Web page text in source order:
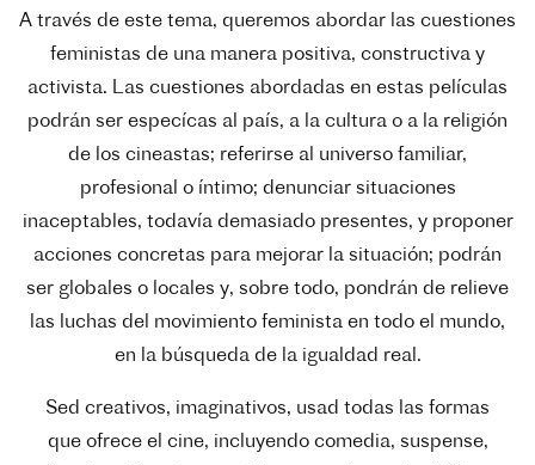
A través de este tema, queremos abordar las cuestiones
feministas de una manera positiva, constructiva y
activista. Las cuestiones abordadas en estas películas
podrán ser especícas al país, a la cultura o a la religión
de los cineastas; referirse al universo familiar,
profesional o íntimo; denunciar situaciones
inaceptables, todavía demasiado presentes, y proponer
acciones concretas para mejorar la situación; podrán
ser globales o locales y, sobre todo, pondrán de relieve
las luchas del movimiento feminista en todo el mundo,
en la búsqueda de la igualdad real.
Sed creativos, imaginativos, usad todas las formas
que ofrece el cine, incluyendo comedia, suspense,